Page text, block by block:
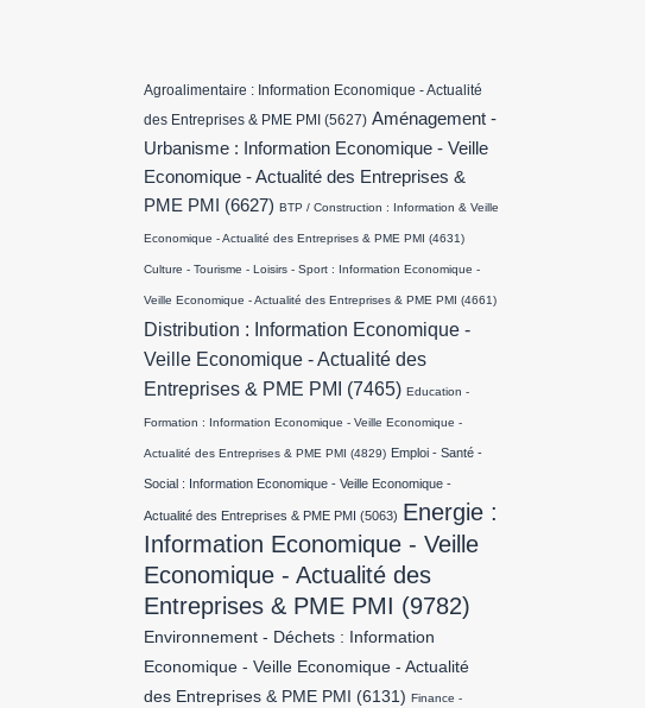
Agroalimentaire : Information Economique - Actualité
des Entreprises & PME PMI (5627) Aménagement -
Urbanisme : Information Economique - Veille
Economique - Actualité des Entreprises &
PME PMI
(6627) BTP / Construction : Information & Veille
Economique - Actualité des Entreprises & PME PMI (4631)
Culture - Tourisme - Loisirs - Sport : Information Economique -
Veille Economique - Actualité des Entreprises & PME PMI (4661)
Distribution : Information Economique -
Veille Economique - Actualité des
Entreprises & PME PMI (7465) Education -
Formation : Information Economique - Veille Economique -
Actualité des Entreprises & PME PMI (4829) Emploi - Santé -
Social : Information Economique - Veille Economique -
Actualité des Entreprises & PME PMI (5063) Energie :
Information Economique - Veille
Economique - Actualité des
Entreprises & PME PMI (9782)
Environnement - Déchets : Information
Economique - Veille Economique - Actualité
des Entreprises & PME PMI
(6131) Finance -